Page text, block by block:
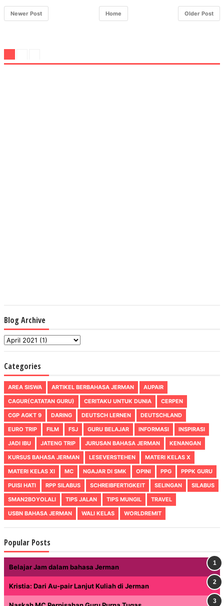
Newer Post Older Post
Home
Blog Archive
Categories
AREA SISWA ARTIKEL BERBAHASA JERMAN
AUPAIR
CAGUR(CATATAN GURU)
CERITAKU UNTUK DUNIA
CERPEN
CGP AGKT 9
DARING DEUTSCH LERNEN
DEUTSCHLAND
EURO TRIP
FILM FSJ GURU BELAJAR INFORMASI
INSPIRASI
JADI IBU
JATENG TRIP JURUSAN BAHASA JERMAN
KENANGAN
KURSUS BAHASA JERMAN
LESEVERSTEHEN
MATERI KELAS X
MATERI KELAS XI
MC NGAJAR DI SMK OPINI PPG
PPPK GURU
PUISI HATI
RPP SILABUS SCHREIBFERTIGKEIT SELINGAN
SILABUS
SMAN2BOYOLALI
TIPS JALAN TIPS MUNGIL
TRAVEL
USBN BAHASA JERMAN
WALI KELAS WORLDREMIT
Popular Posts
Belajar Jam dalam bahasa Jerman
Kristia: Dari Au-pair Lanjut Kuliah di Jerman